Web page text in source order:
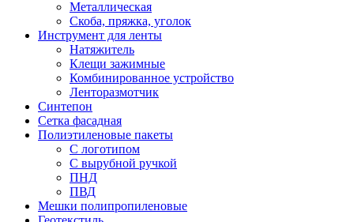
Металлическая
Скоба, пряжка, уголок
Инструмент для ленты
Натяжитель
Клещи зажимные
Комбинированное устройство
Ленторазмотчик
Синтепон
Сетка фасадная
Полиэтиленовые пакеты
С логотипом
С вырубной ручкой
ПНД
ПВД
Мешки полипропиленовые